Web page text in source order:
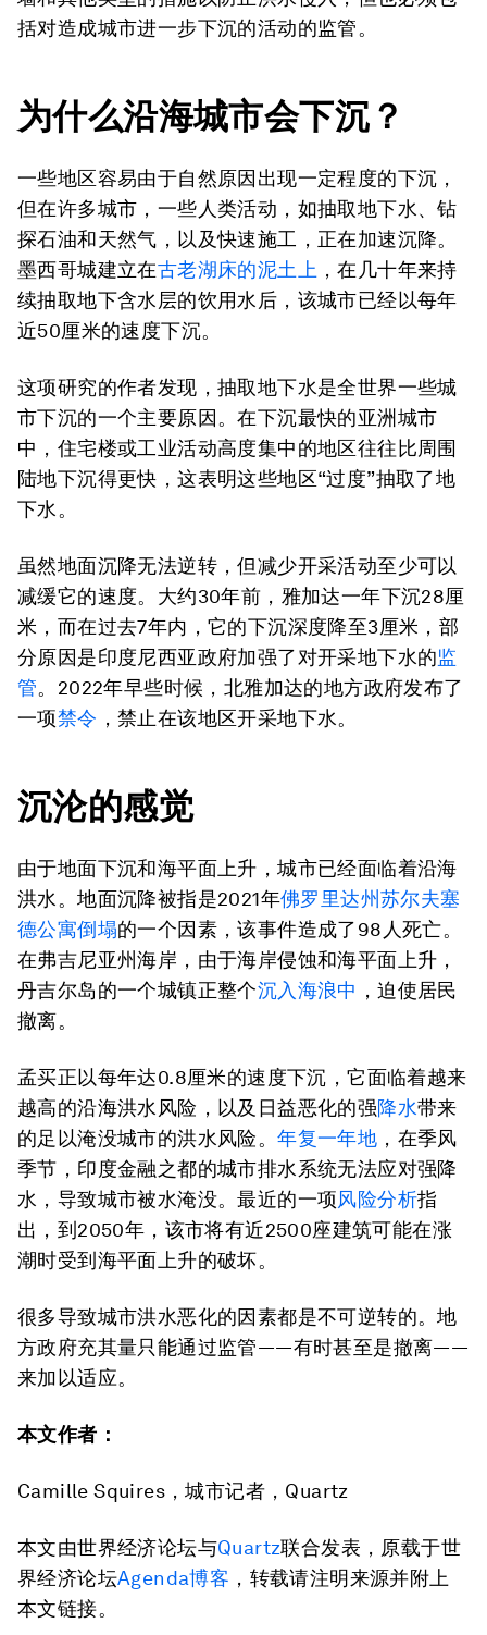
括对造成城市进一步下沉的活动的监管。
为什么沿海城市会下沉？
一些地区容易由于自然原因出现一定程度的下沉，
但在许多城市，一些人类活动，如抽取地下水、钻
探石油和天然气，以及快速施工，正在加速沉降。
墨西哥城建立在古老湖床的泥土上 ，在几十年来持
续抽取地下含水层的饮用水后，该城市已经以每年
近50厘米的速度下沉。
这项研究的作者发现，抽取地下水是全世界一些城
市下沉的一个主要原因。在下沉最快的亚洲城市
中，住宅楼或工业活动高度集中的地区往往比周围
陆地下沉得更快，这表明这些地区“过度”抽取了地
下水。
虽然地面沉降无法逆转，但减少开采活动至少可以
减缓它的速度。大约30年前，雅加达一年下沉28厘
米，而在过去7年内，它的下沉深度降至3厘米，部
分原因是印度尼西亚政府加强了对开采地下水的监
管。2022年早些时候，北雅加达的地方政府发布了
一项禁令 ，禁止在该地区开采地下水。
沉沦的感觉
由于地面下沉和海平面上升，城市已经面临着沿海
洪水。地面沉降被指是2021年佛罗里达州苏尔夫塞
德公寓倒塌的一个因素，该事件造成了98人死亡。
在弗吉尼亚州海岸，由于海岸侵蚀和海平面上升，
丹吉尔岛的一个城镇正整个沉入海浪中 ，迫使居民
撤离。
孟买正以每年达0.8厘米的速度下沉，它面临着越来
越高的沿海洪水风险，以及日益恶化的强降水带来
的足以淹没城市的洪水风险。年复一年地 ，在季风
季节，印度金融之都的城市排水系统无法应对强降
水，导致城市被水淹没。最近的一项风险分析指
出，到2050年，该市将有近2500座建筑可能在涨
潮时受到海平面上升的破坏。
很多导致城市洪水恶化的因素都是不可逆转的。地
方政府充其量只能通过监管——有时甚至是撤离——
来加以适应。
本文作者：
Camille Squires，城市记者，Quartz
本文由世界经济论坛与Quartz联合发表，原载于世
界经济论坛Agenda博客 ，转载请注明来源并附上
本文链接。